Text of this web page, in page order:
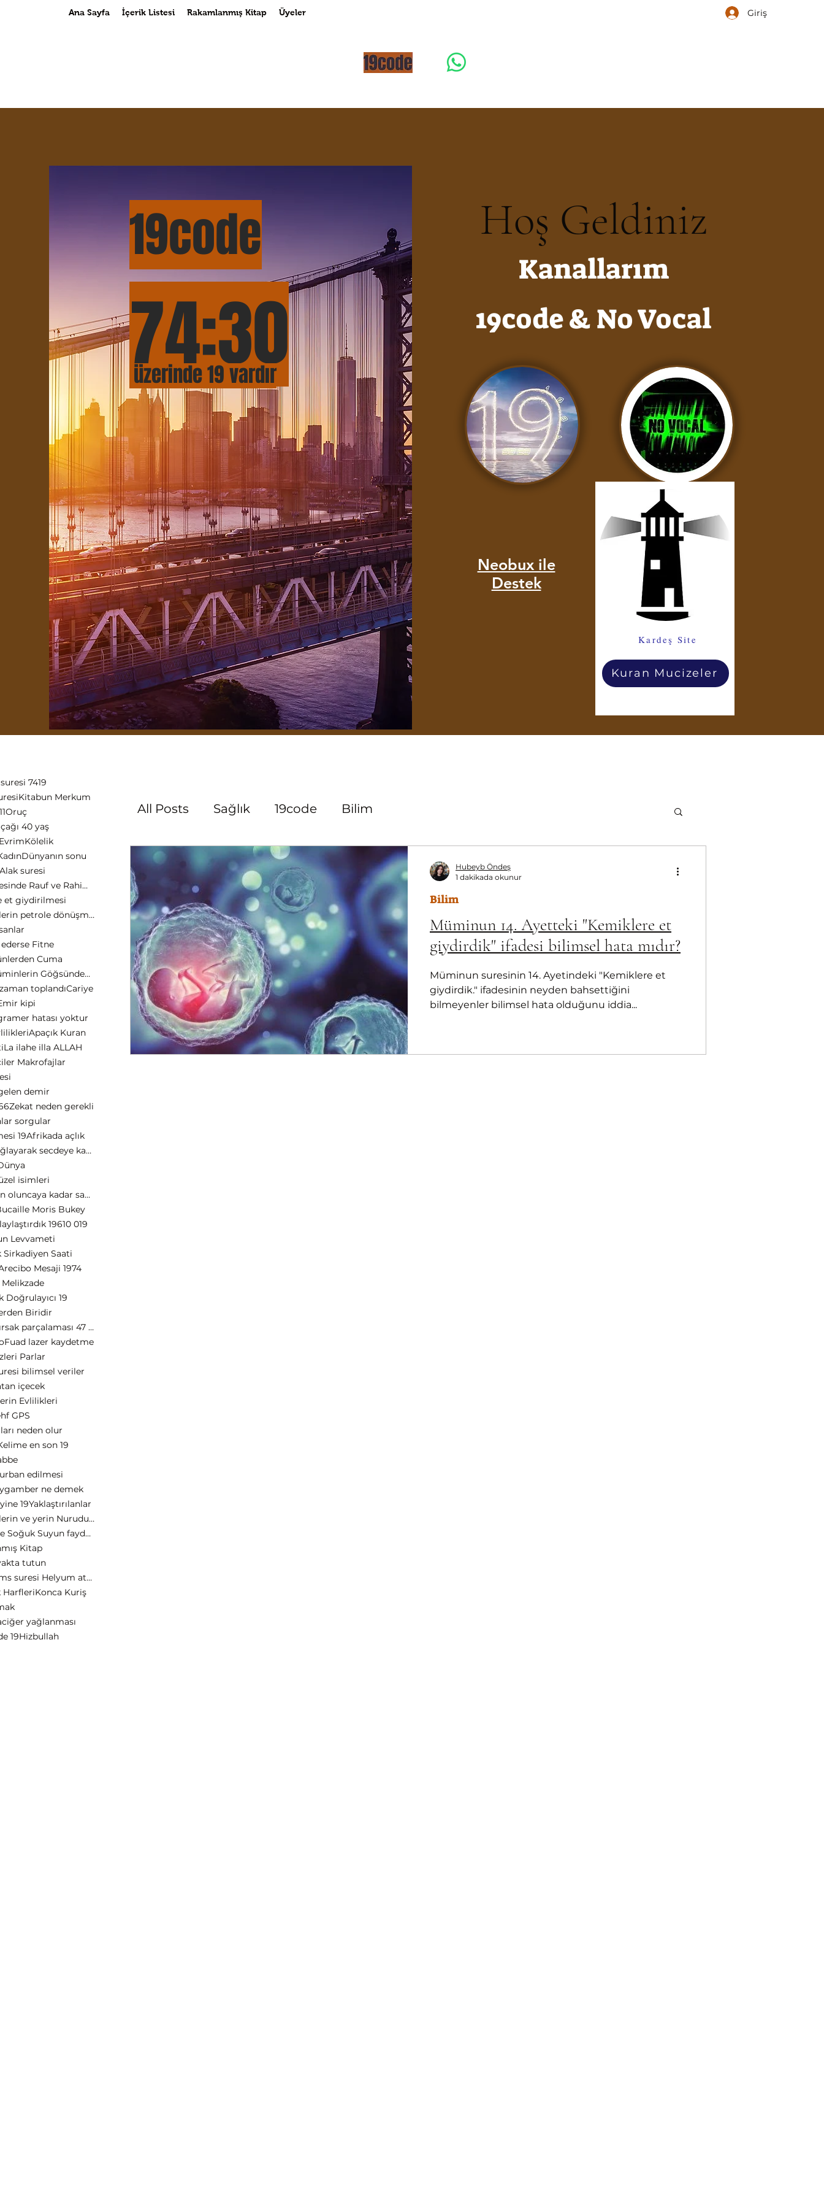
Ana Sayfa İçerik Listesi Rakamlanmış Kitap Üyeler Giriş
19code
74:30
üzerinde 19 vardır
Hoş Geldiniz
Kanallarım
19code & No Vocal
Neobux ile
Destek
Kardeş Site
Kuran Mucizeler
7419
Kitabun Merkum
Oruç
40 yaş
Kölelik
Dünyanın sonu
suresi
Tevbe suresinde Rauf ve Rahim Allah
et giydirilmesi
Yeşil bitkilerin petrole dönüşmesi
Fitne
Cuma
Kur'an Müminlerin Göğsündedir
toplandıCariye
kipi
hatası yoktur
Apaçık Kuran
La ilahe illa ALLAH
Makrofajlar
demir
Zekat neden gerekli
sorgular
19Afrikada açlık
Bukiyye ağlayarak secdeye kapanma
isimleri
Din Allahın oluncaya kadar savaşın ne demek
Moris Bukey
19610 019
Levvameti
Sirkadiyen Saati
Mesaji 1974
Doğrulayıcı 19
Biridir
Alkol bağırsak parçalaması 47 15 ayeti
Fuad lazer kaydetme
Parlar
bilimsel veriler
içecek
Evlilikleri
GPS
neden olur
en son 19
edilmesi
ne demek
19Yaklaştırılanlar
Allah goklerin ve yerin Nurudur 19 harf
Yürüme ve Soğuk Suyun faydası
Kitap
tutun
Güneş Şems suresi Helyum atomu
HarfleriKonca Kuriş
yağlanması
19Hizbullah
All Posts Sağlık 19code Bilim
Müminun 14. Ayetteki "Kemiklere et
giydirdik" ifadesi bilimsel hata mıdır?
Müminun suresinin 14. Ayetindeki "Kemiklere et
giydirdik." ifadesinin neyden bahsettiğini
bilmeyenler bilimsel hata olduğunu iddia...
Bilim
Hubeyb Öndeş
1 dakikada okunur